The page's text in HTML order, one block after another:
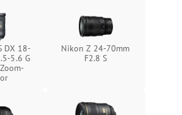
DX 18-
5.6 G
Nikon Z 24-70mm
F2.8 S